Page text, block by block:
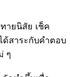
ายนิสัย เช็ค
สาระกับคำตอบ
ๆ